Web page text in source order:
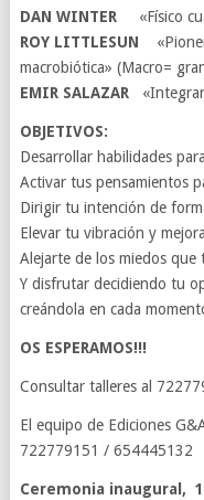
DAN WINTER
«Físico
ROY LITTLESUN
macrobiótica» (Macro=
EMIR SALAZAR
OBJETIVOS:
Desarrollar habilidades
Activar tus pensamientos
Dirigir tu intención de
Elevar tu vibración y
Alejarte de los miedos
Y disfrutar decidiendo tu
creándola en cada
OS ESPERAMOS!!!
Consultar talleres al
El equipo de Ediciones
722779151 / 654445132
Ceremonia inaugural, 18